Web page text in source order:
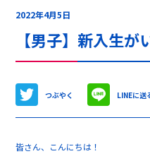
2022年4月5日
【男子】新入生が
つぶやく LINEに送
皆さん、こんにちは！